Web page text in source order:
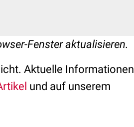
Fenster aktualisieren.
Aktuelle Informationen
und auf unserem